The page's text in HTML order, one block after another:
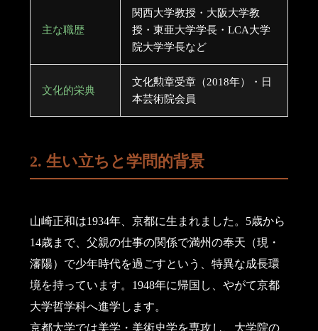
主な職歴
関西大学教授・大阪大学教
授・東亜大学学長・LCA大学
院大学学長など
文化的栄典
文化勲章受章（2018年）・日
本芸術院会員
2. 生い立ちと学問的背景
山崎正和は1934年、京都に生まれました。5歳から
14歳まで、父親の仕事の関係で満州の奉天（現・
瀋陽）で少年時代を過ごすという、特異な成長環
境を持っています。1948年に帰国し、やがて京都
大学哲学科へ進学します。
京都大学では美学・美術史学を専攻し、大学院の